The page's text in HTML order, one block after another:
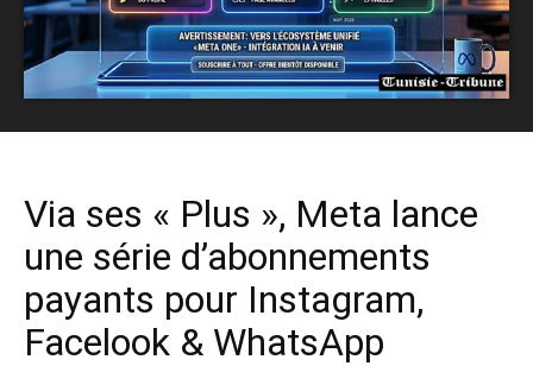
Via ses « Plus », Meta lance
une série d’abonnements
payants pour Instagram,
Facelook & WhatsApp